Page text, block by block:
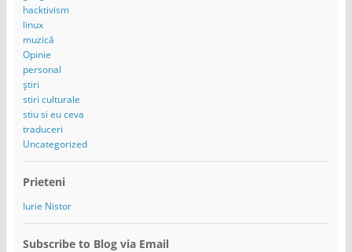
hacktivism
linux
muzică
Opinie
personal
știri
stiri culturale
stiu si eu ceva
traduceri
Uncategorized
Prieteni
Iurie Nistor
Subscribe to Blog via Email